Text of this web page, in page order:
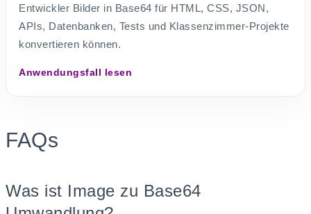
Entwickler Bilder in Base64 für HTML, CSS, JSON,
APIs, Datenbanken, Tests und Klassenzimmer-Projekte
konvertieren können.
Anwendungsfall lesen
FAQs
Was ist Image zu Base64